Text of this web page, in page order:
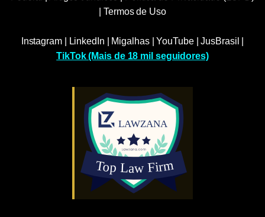
|Termos de Uso
Instagram| LinkedIn Migalhas|YouTube|JusBrasil
TikTok (Mais de 18 mil seguidores)